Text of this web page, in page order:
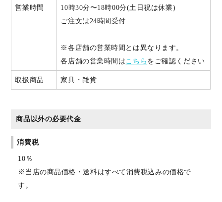
営業時間
10時30分〜18時00分(土日祝は休業)
ご注文は24時間受付
※各店舗の営業時間とは異なります。
各店舗の営業時間はこちら をご確認ください
取扱商品 家具・雑貨
商品以外の必要代金
消費税
10％
※当店の商品価格・送料はすべて消費税込みの価格で
す。